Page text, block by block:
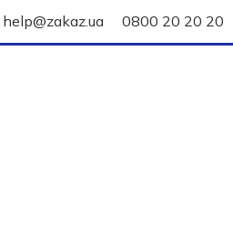
help@zakaz.ua 0800 20 20 20